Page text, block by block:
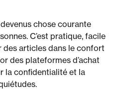
chose courante
C’est pratique, facile
des articles dans le confort
des plateformes d’achat
la confidentialité et la